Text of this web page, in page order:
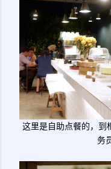
这里是自助点餐的，到
务